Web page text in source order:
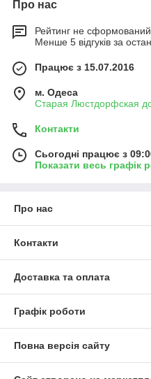
Про нас
Рейтинг не сформований
Менше 5 відгуків за
Працює з 15.07.2016
м. Одеса
Старая Люстдорфская
Контакти
Сьогодні працює з
Показати весь графік
Про нас
Контакти
Доставка та оплата
Графік роботи
Повна версія сайту